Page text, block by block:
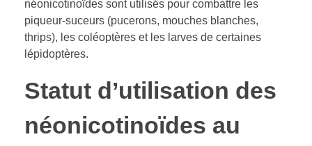
néonicotinoïdes sont utilisés pour combattre les
piqueur-suceurs (pucerons, mouches blanches,
thrips), les coléoptères et les larves de certaines
lépidoptères.
Statut d’utilisation des
néonicotinoïdes au